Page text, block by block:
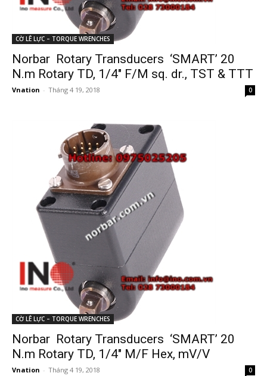
CỜ LÊ LỰC – TORQUE WRENCHES
Norbar Rotary Transducers ‘SMART’ 20
N.m Rotary TD, 1/4″ F/M sq. dr., TST & TTT
Vnation - Tháng 4 19, 2018 0
CỜ LÊ LỰC – TORQUE WRENCHES
Norbar Rotary Transducers ‘SMART’ 20
N.m Rotary TD, 1/4″ M/F Hex, mV/V
Vnation - Tháng 4 19, 2018 0